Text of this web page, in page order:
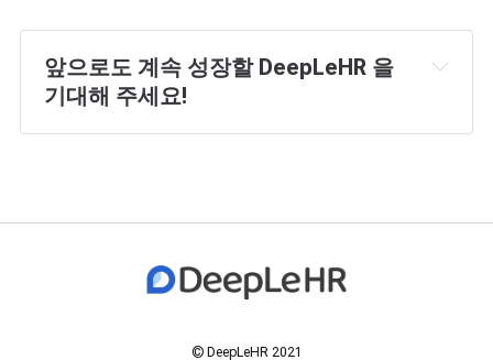
앞으로도 계속 성장할 DeepLeHR 을
기대해 주세요!
© DeepLeHR 2021